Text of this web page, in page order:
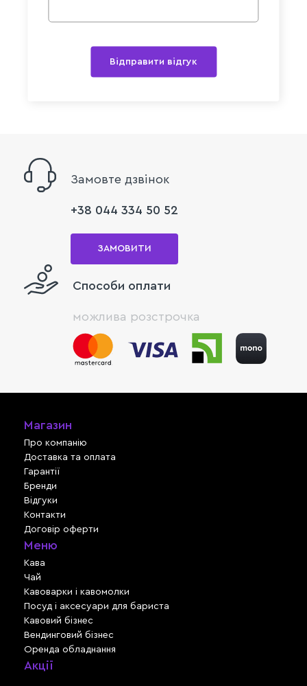
Відправити відгук
Замовте дзвінок
+38 044 334 50 52
ЗАМОВИТИ
Способи оплати
можлива розстрочка
Магазин
Про компанію
Доставка та оплата
Гарантії
Бренди
Відгуки
Контакти
Договір оферти
Меню
Кава
Чай
Кавоварки і кавомолки
Посуд і аксесуари для бариста
Кавовий бізнес
Вендинговий бізнес
Оренда обладнання
Акції